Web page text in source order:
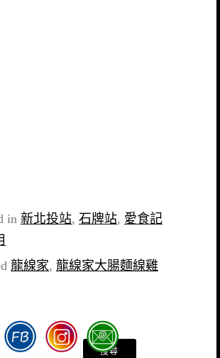
in 新北投站, 石牌站, 愛食記
龍線家, 龍線家大腸麵線雞